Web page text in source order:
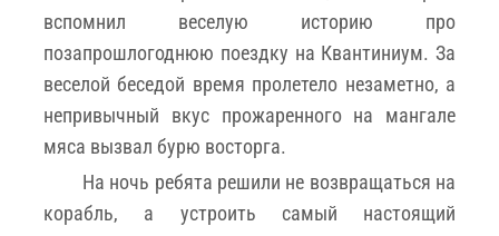
вспомнил веселую историю про
позапрошлогоднюю поездку на Квантиниум. За
веселой беседой время пролетело незаметно, а
непривычный вкус прожаренного на мангале
мяса вызвал бурю восторга.
На ночь ребята решили не возвращаться на
корабль, а устроить самый настоящий